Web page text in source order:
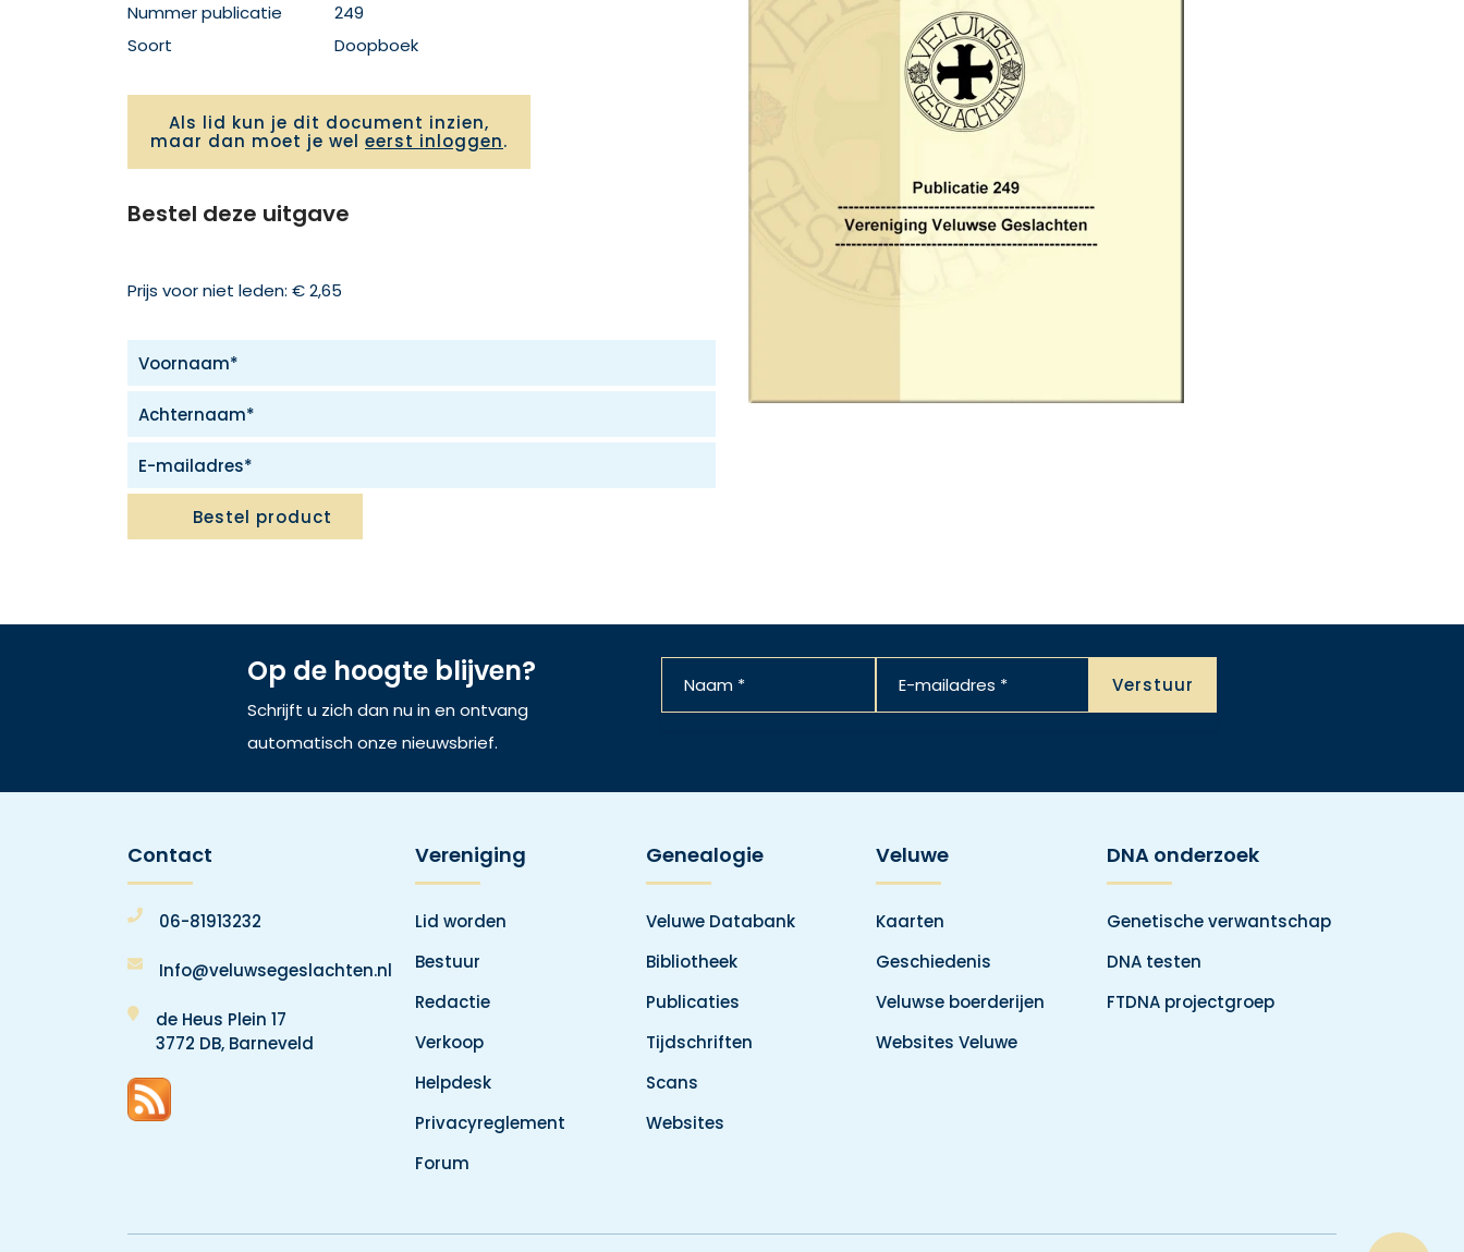
Nummer publicatie
249
Soort
Doopboek
Als lid kun je dit document inzien,
maar dan moet je wel eerst inloggen.
Bestel deze uitgave
Prijs voor niet leden: € 2,65
Bestel product
Op de hoogte blijven?
Schrijft u zich dan nu in en ontvang
automatisch onze nieuwsbrief.
Contact
06-81913232
Info@veluwsegeslachten.nl
de Heus Plein 17
3772 DB, Barneveld
Vereniging
Lid worden
Bestuur
Redactie
Verkoop
Helpdesk
Privacyreglement
Forum
Genealogie
Veluwe Databank
Bibliotheek
Publicaties
Tijdschriften
Scans
Websites
Veluwe
Kaarten
Geschiedenis
Veluwse boerderijen
Websites Veluwe
DNA onderzoek
Genetische verwantschap
DNA testen
FTDNA projectgroep